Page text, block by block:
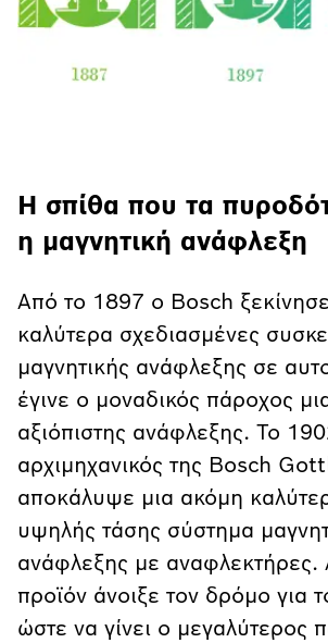
Η σπίθα που τα
η μαγνητική ανάφλεξη
Από το 1897 ο Bosch
καλύτερα σχεδιασμένες
μαγνητικής ανάφλεξης σε
έγινε ο μοναδικός πάροχος
αξιόπιστης ανάφλεξης. Το
αρχιμηχανικός της Bosch
αποκάλυψε μια ακόμη
υψηλής τάσης σύστημα
ανάφλεξης με αναφλεκτήρες.
προϊόν άνοιξε τον δρόμο για
ώστε να γίνει ο μεγαλύτερος